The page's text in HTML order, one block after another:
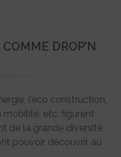
DROP’N
l’éco construction,
mobilité, etc. figurent
de la grande diversité
pouvoir découvrir au